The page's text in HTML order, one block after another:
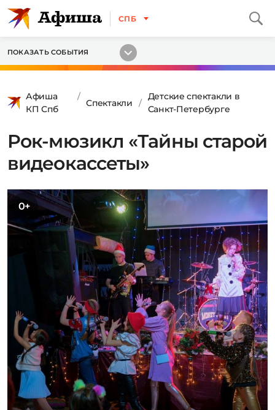
СПБ
ПОКАЗАТЬ СОБЫТИЯ
Афиша
КП Спб
Спектакли
Детские спектакли в
Санкт-Петербурге
Рок-мюзикл «Тайны старой
видеокассеты»
0+